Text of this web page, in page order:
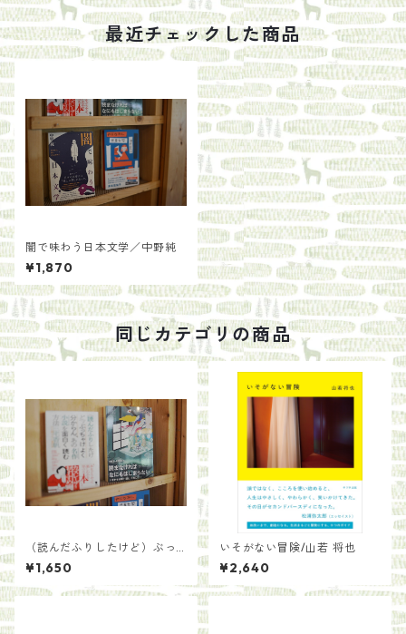
最近チェックした商品
闇で味わう日本文学／中野純
¥1,870
同じカテゴリの商品
（読んだふりしたけど）ぶっ
ちゃけよく分からん、あの名
作小説を面白く読む方法/三
宅 香帆
¥1,650
いそがない冒険/山若 将也
¥2,640